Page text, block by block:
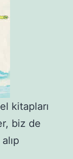
kitapları
biz de